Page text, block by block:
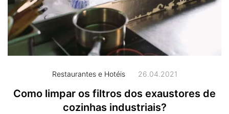
Restaurantes e Hotéis 26.04.2021
Como limpar os filtros dos exaustores de
cozinhas industriais?